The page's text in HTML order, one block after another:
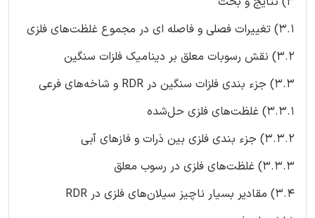
3.1) تغییرات فصلی و فاصله ای در مجموع غلظت‌های فلزی
3.2) نقش رسوبات معلق بر دینامیک فلزات سنگین
3.3) جزء بندی فلزات سنگین در RDR و شاخه‌های فرعی
3.3.1) غلظت‌های فلزی حل‌شده
3.3.2) جزء بندی فلزی بین ذرات و فازهای آبی
3.3.3) غلظت‌های فلزی در رسوب معلق
3.4) مقادیر بسیار ناچیز سیلان‌های فلزی در RDR